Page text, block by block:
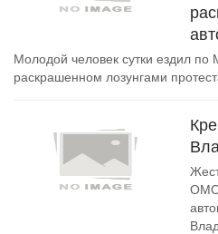
Молодой человек сутки ездил по
раскрашенном лозунгами